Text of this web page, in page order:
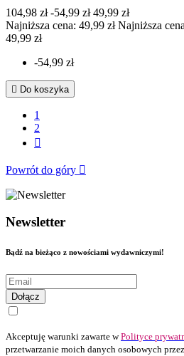
104,98 zł -54,99 zł 49,99 zł
Najniższa cena: 49,99 złNajniższa
49,99 zł
-54,99 zł
 Do koszyka
1
2

Powrót do góry 
Newsletter
Bądź na bieżąco z nowościami wydawniczymi!
Dołącz
Akceptuję warunki zawarte wPolityce
przetwarzanie moich danych osobowych